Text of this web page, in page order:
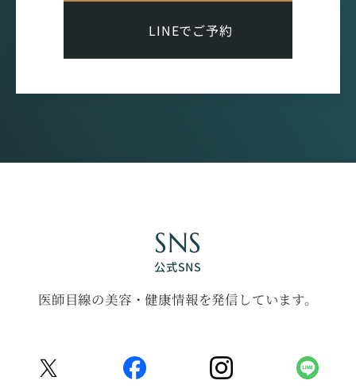
LINEでご予約
SNS
公式SNS
医師目線の美容・健康情報を発信しています。